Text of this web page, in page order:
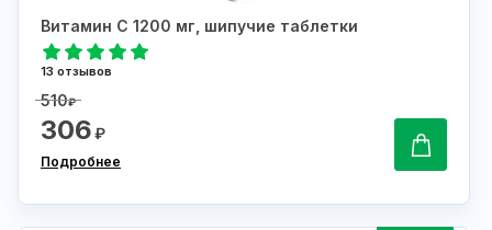
Витамин С 1200 мг, шипучие таблетки
13 отзывов
510₽
306₽
Подробнее